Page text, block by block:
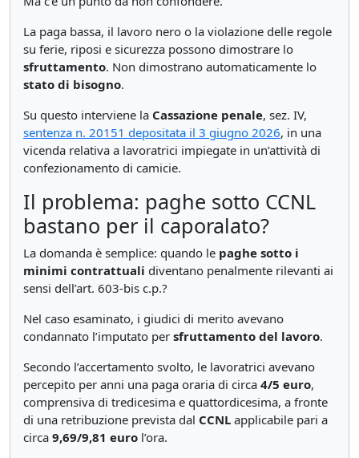
La paga bassa, il lavoro nero o la violazione delle regole
su ferie, riposi e sicurezza possono dimostrare lo
sfruttamento. Non dimostrano automaticamente lo
stato di bisogno.
Su questo interviene la Cassazione penale, sez. IV,
sentenza n. 20151 depositata il 3 giugno 2026, in una
vicenda relativa a lavoratrici impiegate in un’attività di
confezionamento di camicie.
Il problema: paghe sotto CCNL
bastano per il caporalato?
La domanda è semplice: quando le paghe sotto i
minimi contrattuali diventano penalmente rilevanti ai
sensi dell’art. 603-bis c.p.?
Nel caso esaminato, i giudici di merito avevano
condannato l’imputato per sfruttamento del lavoro.
Secondo l’accertamento svolto, le lavoratrici avevano
percepito per anni una paga oraria di circa 4/5 euro,
comprensiva di tredicesima e quattordicesima, a fronte
di una retribuzione prevista dal CCNL applicabile pari a
circa 9,69/9,81 euro l’ora.